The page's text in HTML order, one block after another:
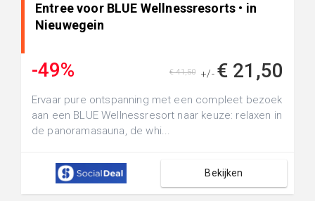
Entree voor BLUE Wellnessresorts • in
Nieuwegein
-49% +/- € 21,50
€ 41,50
Ervaar pure ontspanning met een compleet bezoek
aan een BLUE Wellnessresort naar keuze: relaxen in
de panoramasauna, de whi...
Bekijken